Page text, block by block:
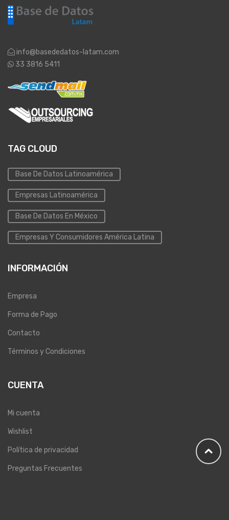
info@basededatos-latam.com
33 3816 5411
TAG CLOUD
Base De Datos Latinoamérica
Empresas Latinoamérica
Base De Datos En México
Empresas Y Consumidores América Latina
INFORMACIÓN
Empresa
Forma de Pago
Contacto
Términos y Condiciones
CUENTA
Mi cuenta
Wishlist
Política de privacidad
Preguntas Frecuentes